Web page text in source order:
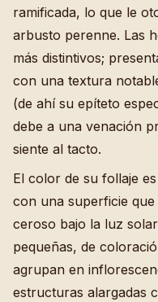
ramificada, lo que le
arbusto perenne. Las
más distintivos;
con una textura
(de ahí su epíteto
debe a una venación
siente al tacto.
El color de su follaje
con una superficie
ceroso bajo la luz
pequeñas, de
agrupan en
estructuras alargadas